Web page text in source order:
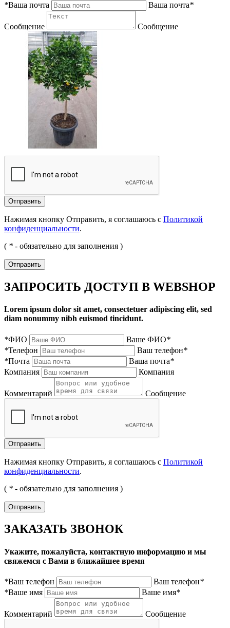
*Ваша почта Ваша почта*
Сообщение Сообщение
Отправить
Нажимая кнопку Отправить, я соглашаюсь с Политикой
конфиденциальности.
( * - обязательно для заполнения )
Отправить
ЗАПРОСИТЬ ДОСТУП В WEBSHOP
Lorem ipsum dolor sit amet, consectetuer adipiscing elit, sed
diam nonummy nibh euismod tincidunt.
*ФИО Ваше ФИО*
*Телефон Ваш телефон*
*Почта Ваша почта*
Компания
Компания
Комментарий Сообщение
Нажимая кнопку Отправить, я соглашаюсь с Политикой
конфиденциальности.
( * - обязательно для заполнения )
ЗАКАЗАТЬ ЗВОНОК
Укажите, пожалуйста, контактную информацию и мы
свяжемся с Вами в ближайшее время
*Ваш телефон Ваш телефон*
*Ваше имя Ваше имя*
Комментарий Сообщение